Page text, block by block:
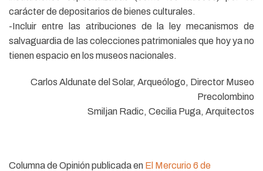
carácter de depositarios de bienes culturales.
-Incluir entre las atribuciones de la ley mecanismos de
salvaguardia de las colecciones patrimoniales que hoy ya no
tienen espacio en los museos nacionales.
Carlos Aldunate del Solar, Arqueólogo, Director Museo
Precolombino
Smiljan Radic, Cecilia Puga, Arquitectos
Columna de Opinión publicada en El Mercurio 6 de